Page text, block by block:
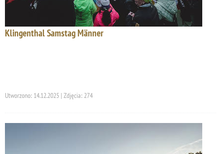
Klingenthal Samstag Männer
Utworzono: 14.12.2025 | Zdjęcia: 274